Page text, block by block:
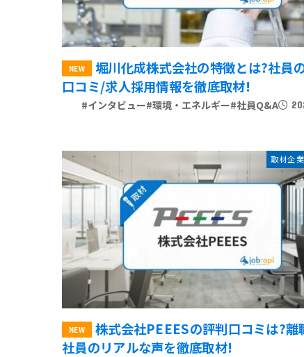
堀川化成株式会社の特徴とは?社員
口コミ/求人採用情報を徹底取材!
#インタビュー#環境・エネルギー#社員Q&A
取材企
株式会社PEEESの評判口コミは?離
社員のリアルな声を徹底取材!